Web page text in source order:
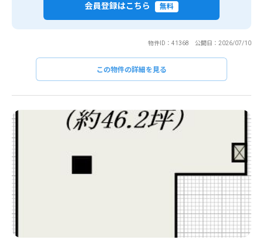
会員登録はこちら 無料
物件ID：41368 公開日：2026/07/10
この物件の詳細を見る